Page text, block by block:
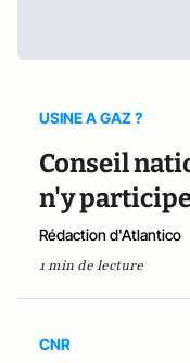
USINE A GAZ ?
Conseil
n'y
Rédaction d'Atlantico
1 min de lecture
CNR